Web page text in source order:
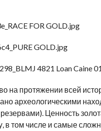
на протяжении всей
археологическими
Ценность
том числе и самые